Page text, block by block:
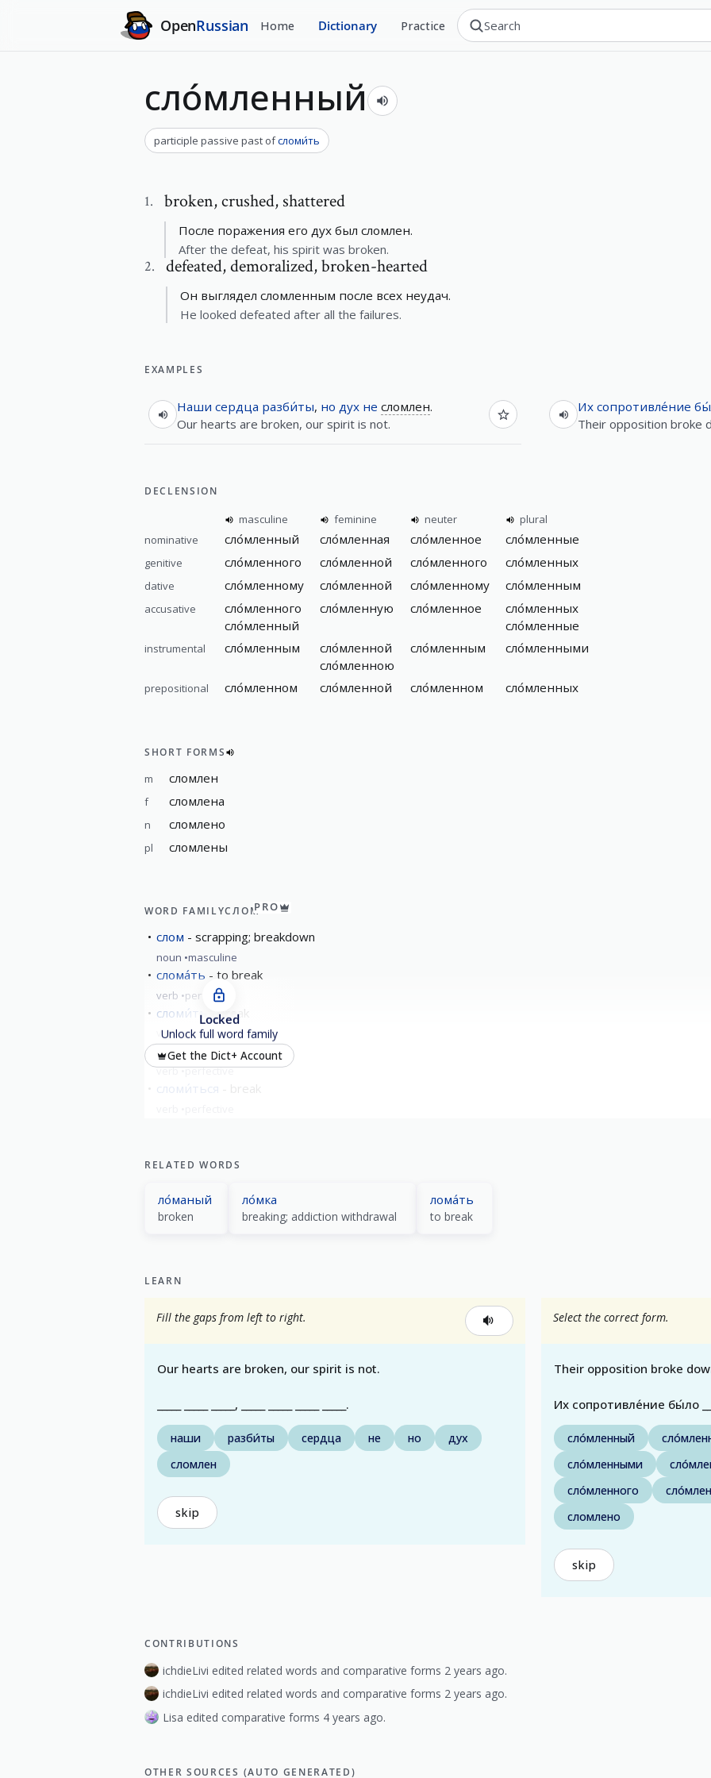
OpenRussian Home Dictionary Practice
сло́мленный
participle passive past ofсломи́ть
1. broken,crushed, shattered
После поражения его дух был сломлен.
After the defeat, his spirit was broken.
2. defeated,demoralized, broken-hearted
Он выглядел сломленным после всех неудач.
He looked defeated after all the failures.
EXAMPLES
Наши сердца разби́ты, но дух не сломлен.
Our hearts are broken, our spirit is not.
Их сопротивле́ние
Their opposition broke
DECLENSION
masculine feminine neuter
plural
nominative
сло́мленный сло́мленная сло́мленное сло́мленные
genitive сло́мленного сло́мленной сло́мленного сло́мленных
dative сло́мленному сло́мленной сло́мленному сло́мленным
accusative
сло́мленного
сло́мленный
сло́мленную сло́мленное
сло́мленных
сло́мленные
instrumental сло́мленным
сло́мленной
сло́мленною
сло́мленным сло́мленными
prepositional сло́мленном сло́мленной сло́мленном сло́мленных
SHORT FORMS
m сломлен
f сломлена
n сломлено
pl сломлены
WORD FAMILYСЛОМPRO
слом scrapping; breakdown
noun masculine
слома́ть to break
verb perfective
сломи́ть break
verb perfective
слома́ться break
verb perfective
сломи́ться
Locked
Unlock full word family
Get the Dict+ Account
RELATED WORDS
ло́маный
broken
ло́мка
breaking; addiction withdrawal
лома́ть
to break
LEARN
Fill the gaps from left to right.
Our hearts are broken, our spirit is not.
_____ _____ _____, _____ _____ _____ _____.
наши разби́ты сердца не но
дух
сломлен
skip
Select the correct form.
Their opposition broke
Их сопротивле́ние бы́ло
сло́мленный
сло́мленными
сло́мленного
сломлено
skip
CONTRIBUTIONS
ichdieLivi edited related words and comparative forms 2 years ago.
ichdieLivi edited related words and comparative forms 2 years ago.
Lisa edited comparative forms 4 years ago.
OTHER SOURCES (AUTO GENERATED)